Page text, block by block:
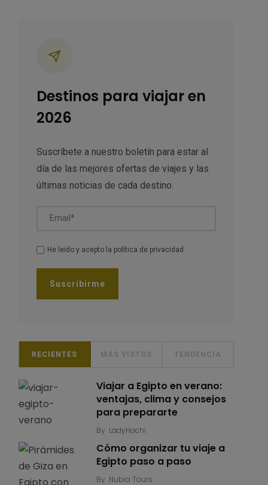
Destinos para viajar en
2026
Suscríbete a nuestro boletín para estar al
día de las mejores ofertas de viajes y las
últimas noticias de cada destino.
Email*
He leído y acepto la política de privacidad .
RECIENTES MÁS VISTOS TENDENCIA
Viajar a Egipto en verano:
ventajas, clima y consejos
para prepararte
By LadyHachi
Cómo organizar tu viaje a
Egipto paso a paso
By Nubia Tours